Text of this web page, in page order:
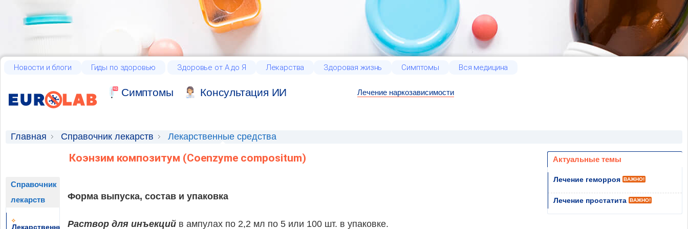
Новости и блоги Гиды по здоровью Здоровье от А до Я Лекарства Здоровая жизнь Симптомы Вся медицина
Cимптомы Консультация ИИ Лечение наркозависимости
Главная Справочник лекарств Лекарственные средства
Справочник
лекарств
Лекарственные
Коэнзим композитум (Coenzyme compositum)
Форма выпуска, состав и упаковка
Раствор для инъекций в ампулах по 2,2 мл по 5 или 100 шт. в упаковке.
Актуальные темы
Лечение геморроя ВАЖНО!
Лечение простатита ВАЖНО!